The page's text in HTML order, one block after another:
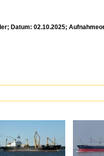
Datum: 02.10.2025;